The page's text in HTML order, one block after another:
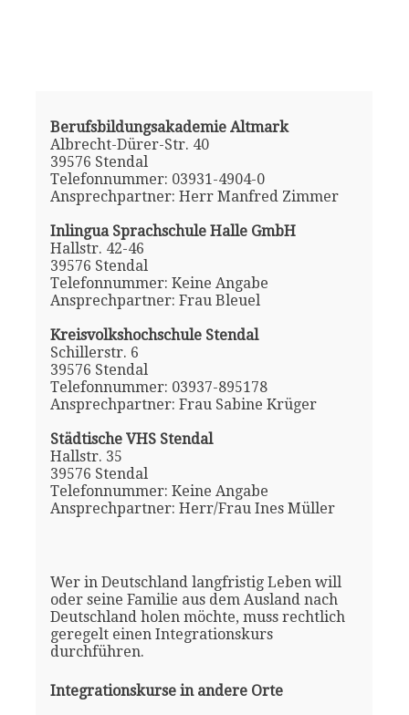
Berufsbildungsakademie Altmark
Albrecht-Dürer-Str. 40
39576 Stendal
Telefonnummer: 03931-4904-0
Ansprechpartner: Herr Manfred Zimmer
Inlingua Sprachschule Halle GmbH
Hallstr. 42-46
39576 Stendal
Telefonnummer: Keine Angabe
Ansprechpartner: Frau Bleuel
Kreisvolkshochschule Stendal
Schillerstr. 6
39576 Stendal
Telefonnummer: 03937-895178
Ansprechpartner: Frau Sabine Krüger
Städtische VHS Stendal
Hallstr. 35
39576 Stendal
Telefonnummer: Keine Angabe
Ansprechpartner: Herr/Frau Ines Müller
Wer in Deutschland langfristig Leben will
oder seine Familie aus dem Ausland nach
Deutschland holen möchte, muss rechtlich
geregelt einen Integrationskurs
durchführen.
Integrationskurse in andere Orte